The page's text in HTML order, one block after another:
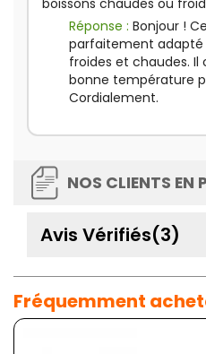
boissons chaudes ou
Réponse : Bonjour !
parfaitement adapté
froides et chaudes. Il
bonne température
Cordialement.
NOS CLIENTS EN
Avis Vérifiés(3)
Fréquemment